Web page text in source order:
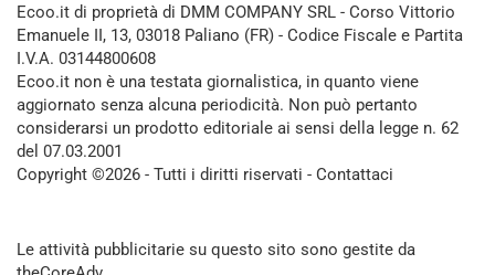
Ecoo.it di proprietà di DMM COMPANY SRL - Corso Vittorio
Emanuele II, 13, 03018 Paliano (FR) - Codice Fiscale e Partita
I.V.A. 03144800608
Ecoo.it non è una testata giornalistica, in quanto viene
aggiornato senza alcuna periodicità. Non può pertanto
considerarsi un prodotto editoriale ai sensi della legge n. 62
del 07.03.2001
Copyright ©2026 - Tutti i diritti riservati - Contattaci
Le attività pubblicitarie su questo sito sono gestite da